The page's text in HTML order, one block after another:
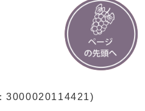
3000020114421)